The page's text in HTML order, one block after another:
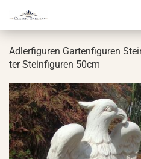
Ad­ler­fi­gu­ren Gar­ten­fi­gu­ren
ter Stein­fi­gu­ren 50cm